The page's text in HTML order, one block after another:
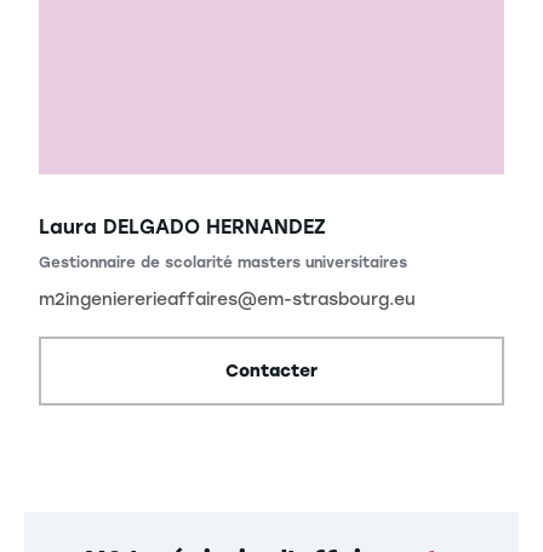
Laura DELGADO HERNANDEZ
Gestionnaire de scolarité masters universitaires
m2ingeniererieaffaires@em-strasbourg.eu
Contacter